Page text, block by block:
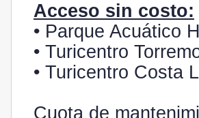
Acceso sin costo:
• Parque Acuático
• Turicentro
• Turicentro Costa
Cuota de